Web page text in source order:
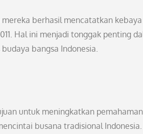
berhasil mencatatkan kebaya
Hal ini menjadi tonggak penting
bangsa Indonesia.
untuk meningkatkan pemahaman
busana tradisional Indonesia.